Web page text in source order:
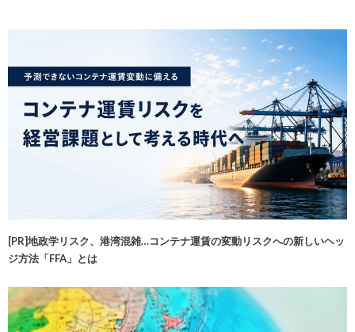
[PR]地政学リスク、港湾混雑…コンテナ運賃の変動リスクへの新しいヘッ
ジ方法「FFA」とは